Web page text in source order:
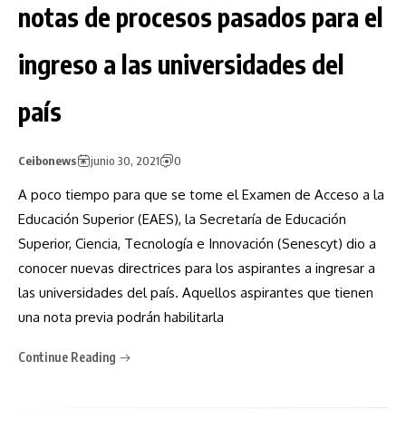
notas de procesos pasados para el
ingreso a las universidades del
país
Ceibonews junio 30, 2021 0
A poco tiempo para que se tome el Examen de Acceso a la
Educación Superior (EAES), la Secretaría de Educación
Superior, Ciencia, Tecnología e Innovación (Senescyt) dio a
conocer nuevas directrices para los aspirantes a ingresar a
las universidades del país. Aquellos aspirantes que tienen
una nota previa podrán habilitarla
Continue Reading